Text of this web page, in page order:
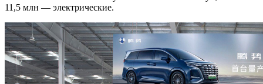
11,5 млн — электрические.